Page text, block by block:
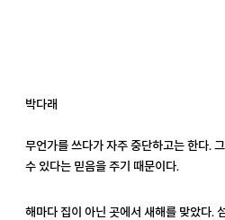
박다래
무언가를 쓰다가 자주 중단하고는 한다.
수 있다는 믿음을 주기 때문이다.
해마다 집이 아닌 곳에서 새해를 맞았다.